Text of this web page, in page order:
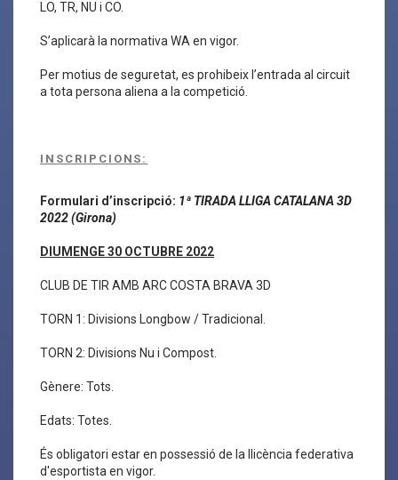
LO, TR, NU i CO.
S’aplicarà la normativa WA en vigor.
Per motius de seguretat, es prohibeix l’entrada al circuit
a tota persona aliena a la competició.
INSCRIPCIONS:
Formulari d’inscripció: 1ª TIRADA LLIGA CATALANA 3D
2022 (Girona)
DIUMENGE 30 OCTUBRE 2022
CLUB DE TIR AMB ARC COSTA BRAVA 3D
TORN 1: Divisions Longbow / Tradicional.
TORN 2: Divisions Nu i Compost.
Gènere: Tots.
Edats: Totes.
És obligatori estar en possessió de la llicència federativa
d'esportista en vigor.